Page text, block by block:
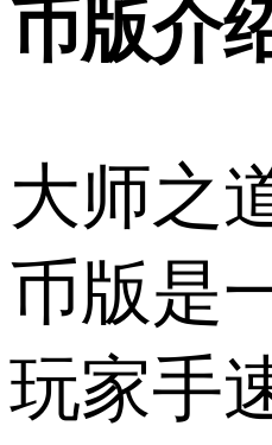
币版介
大师之
币版是
玩家手